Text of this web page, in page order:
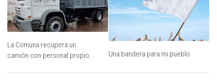
La Comuna recupera un
camión con personal propio.
Una bandera para mi pueblo